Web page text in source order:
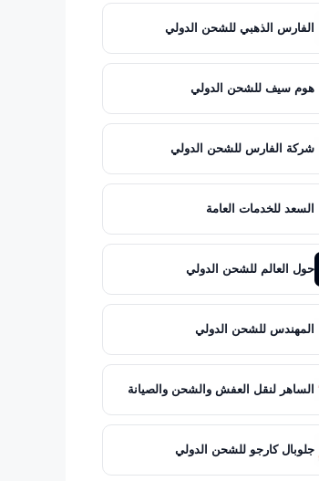
الفارس الذهبي للشحن الدولي
هوم سيف للشحن الدولي
شركة الفارس للشحن الدولي
السعد للخدمات العامة
حول العالم للشحن الدولي
المهندس للشحن الدولي
الساهر لنقل العفش والشحن والصيانة
جلوبال كارجو للشحن الدولي